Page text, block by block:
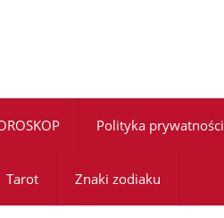
Polityka prywatności
Tarot Znaki zodiaku